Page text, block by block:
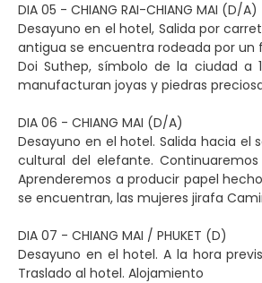
DIA 05 - CHIANG RAI-CHIANG MAI (D/A)
Desayuno en el hotel, Salida por
antigua se encuentra rodeada por un
Doi Suthep, símbolo de la ciudad a
manufacturan joyas y piedras
DIA 06 - CHIANG MAI (D/A)
Desayuno en el hotel. Salida hacia el
cultural del elefante.
Aprenderemos a producir papel
se encuentran, las mujeres jirafa
DIA 07 - CHIANG MAI / PHUKET (D)
Desayuno en el hotel. A la hora
Traslado al hotel. Alojamiento